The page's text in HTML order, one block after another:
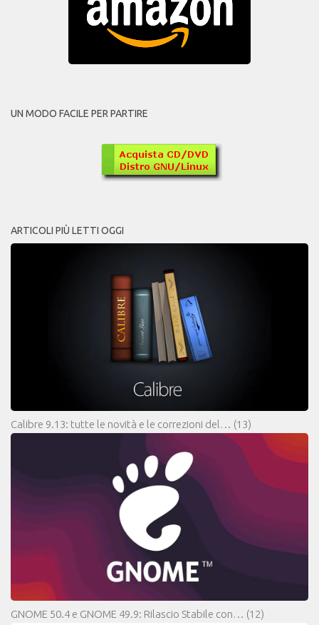
UN MODO FACILE PER PARTIRE
ARTICOLI PIÙ LETTI OGGI
Calibre 9.13: tutte le novità e le correzioni del… (13)
GNOME 50.4 e GNOME 49.9: Rilascio Stabile con… (12)